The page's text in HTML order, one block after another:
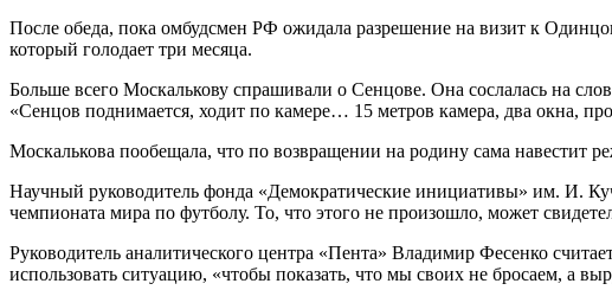
После обеда, пока омбудсмен РФ ожидала разрешение на визит к
который голодает три месяца.
Больше всего Москалькову спрашивали о Сенцове. Она сослалась на
«Сенцов поднимается, ходит по камере… 15 метров камера, два окна,
Москалькова пообещала, что по возвращении на родину сама навестит
Научный руководитель фонда «Демократические инициативы» им. И.
чемпионата мира по футболу. То, что этого не произошло, может
Руководитель аналитического центра «Пента» Владимир Фесенко
использовать ситуацию, «чтобы показать, что мы своих не бросаем, а